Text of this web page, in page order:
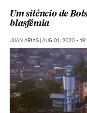
Um silêncio de
blasfêmia
JUAN ARIAS | AUG 01, 2020 -